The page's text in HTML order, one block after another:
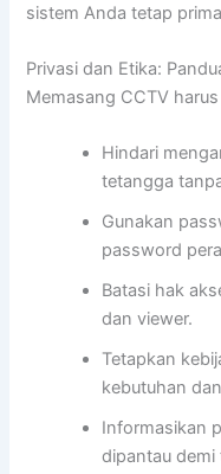
sistem Anda tetap
Privasi dan Etika:
Memasang CCTV
Hindari
tetangga
Gunakan
password
Batasi hak
dan viewer.
Tetapkan
kebutuhan
Informasikan
dipantau demi